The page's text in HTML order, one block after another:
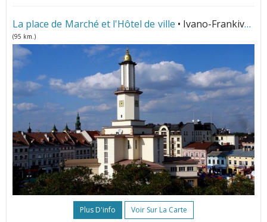
La place de Marché et l'Hôtel de ville • Ivano-Frankivsk
(95 km.)
Plus D'info Voir Sur La Carte